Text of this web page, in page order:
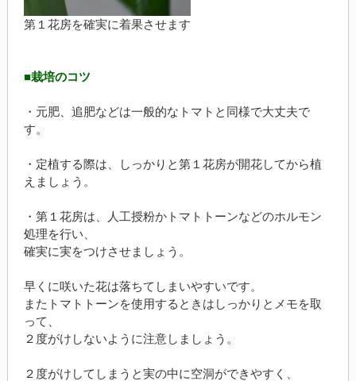
第１花房を確実に着果させます
■栽培のコツ
・元肥、追肥などは一般的なトマトと同様で大丈夫で
す。
・定植する際は、しっかりと第１花房が開花してから植
えましょう。
・第１花房は、人工授粉かトマトトーンなどのホルモン
処理を行い、
確実に実をつけさせましょう。
早くに咲いた花は落ちてしまいやすいです。
またトマトトーンを使用するときはしっかりとメモを取
って、
２度がけしないように注意しましょう。
２度がけしてしまうと実の中に空洞ができやすく、